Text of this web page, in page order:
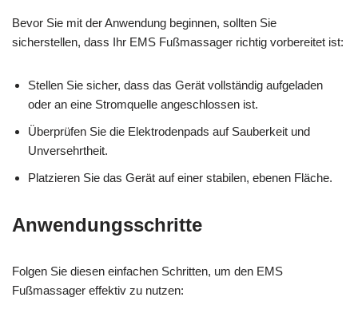
Bevor Sie mit der Anwendung beginnen, sollten Sie
sicherstellen, dass Ihr EMS Fußmassager richtig vorbereitet ist:
Stellen Sie sicher, dass das Gerät vollständig aufgeladen
oder an eine Stromquelle angeschlossen ist.
Überprüfen Sie die Elektrodenpads auf Sauberkeit und
Unversehrtheit.
Platzieren Sie das Gerät auf einer stabilen, ebenen Fläche.
Anwendungsschritte
Folgen Sie diesen einfachen Schritten, um den EMS
Fußmassager effektiv zu nutzen: